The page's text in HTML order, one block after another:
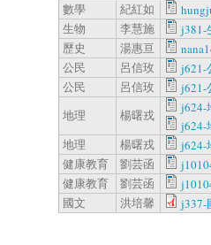
數學
紀紅如
生物
李慧施
j381-
歷史
湯惠亘
公民
呂信玫
j621-
公民
呂信玫
j621-
地理
楊曙戎
j624-
j624-
地理
楊曙戎
j624-
健康教育
劉芸函
健康教育
劉芸函
國文
洪培馨 j337-